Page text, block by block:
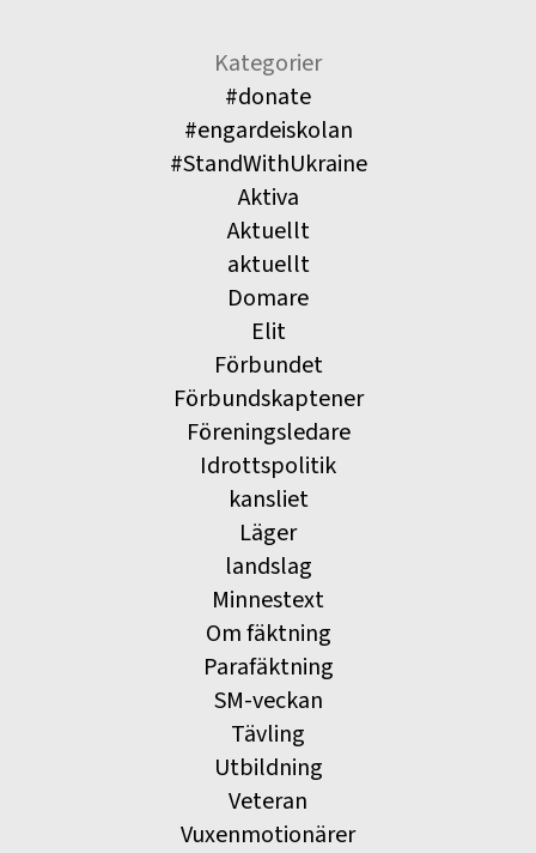
Kategorier
#donate
#engardeiskolan
#StandWithUkraine
Aktiva
Aktuellt
aktuellt
Domare
Elit
Förbundet
Förbundskaptener
Föreningsledare
Idrottspolitik
kansliet
Läger
landslag
Minnestext
Om fäktning
Parafäktning
SM-veckan
Tävling
Utbildning
Veteran
Vuxenmotionärer